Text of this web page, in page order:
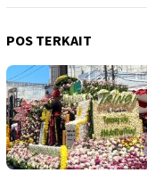
POS TERKAIT